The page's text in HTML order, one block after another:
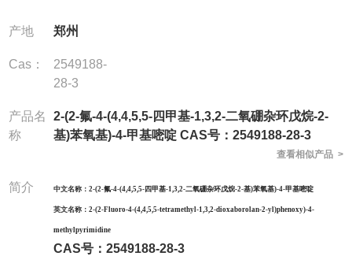
产地 郑州
Cas：
2549188-
28-3
产品名
称
2-(2-氟-4-(4,4,5,5-四甲基-1,3,2-二氧硼杂环戊烷-2-
基)苯氧基)-4-甲基嘧啶 CAS号：2549188-28-3
查看相似产品 >
简介 中文名称： 2-(2-氟-4-(4,4,5,5-四甲基-1,3,2-二氧硼杂环戊烷-2-基)苯氧基)-4-甲基嘧啶
英文名称： 2-(2-Fluoro-4-(4,4,5,5-tetramethyl-1,3,2-dioxaborolan-2-yl)phenoxy)-4-
methylpyrimidine
CAS号： 2549188-28-3